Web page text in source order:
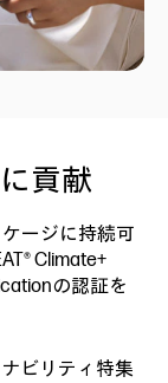
貢献
ージに持続可
Climate+
の認証を
ビリティ特集